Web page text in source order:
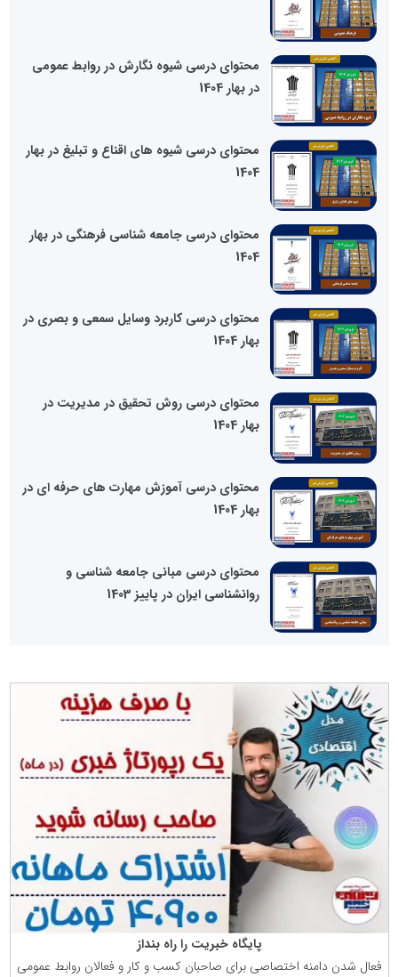
محتوای درسی شیوه نگارش در روابط عمومی
در بهار 1404
محتوای درسی شیوه های اقناع و تبلیغ در بهار
1404
محتوای درسی جامعه شناسی فرهنگی در بهار
1404
محتوای درسی کاربرد وسایل سمعی و بصری در
بهار 1404
محتوای درسی روش تحقیق در مدیریت در
بهار 1404
محتوای درسی آموزش مهارت های حرفه ای در
بهار 1404
محتوای درسی مبانی جامعه شناسی و
روانشناسی ایران در پاییز 1403
پایگاه خبریت را راه بنداز
فعال شدن دامنه اختصاصی برای صاحبان كسب و كار و فعالان روابط عمومی